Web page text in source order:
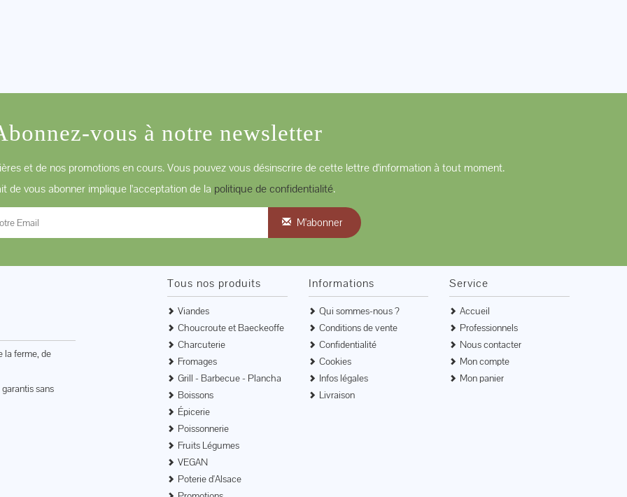
vous à notre newsletter
et de nos promotions en cours. Vous pouvez vous désinscrire de cette lettre d'information à tout moment.
de vous abonner implique l'acceptation de la politique de confidentialité.
M'abonner
la ferme, de
sans
Tous nos produits
Viandes
Choucroute et Baeckeoffe
Charcuterie
Fromages
Grill - Barbecue - Plancha
Boissons
Épicerie
Poissonnerie
Fruits Légumes
VEGAN
Poterie d'Alsace
Informations
Qui sommes-nous ?
Conditions de vente
Confidentialité
Cookies
Infos légales
Livraison
Service
Accueil
Professionnels
Nous contacter
Mon compte
Mon panier